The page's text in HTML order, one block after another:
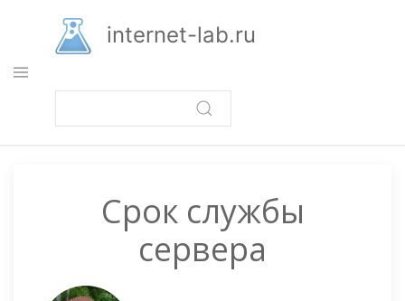
основному
содержанию
internet-lab.ru
Срок службы
сервера